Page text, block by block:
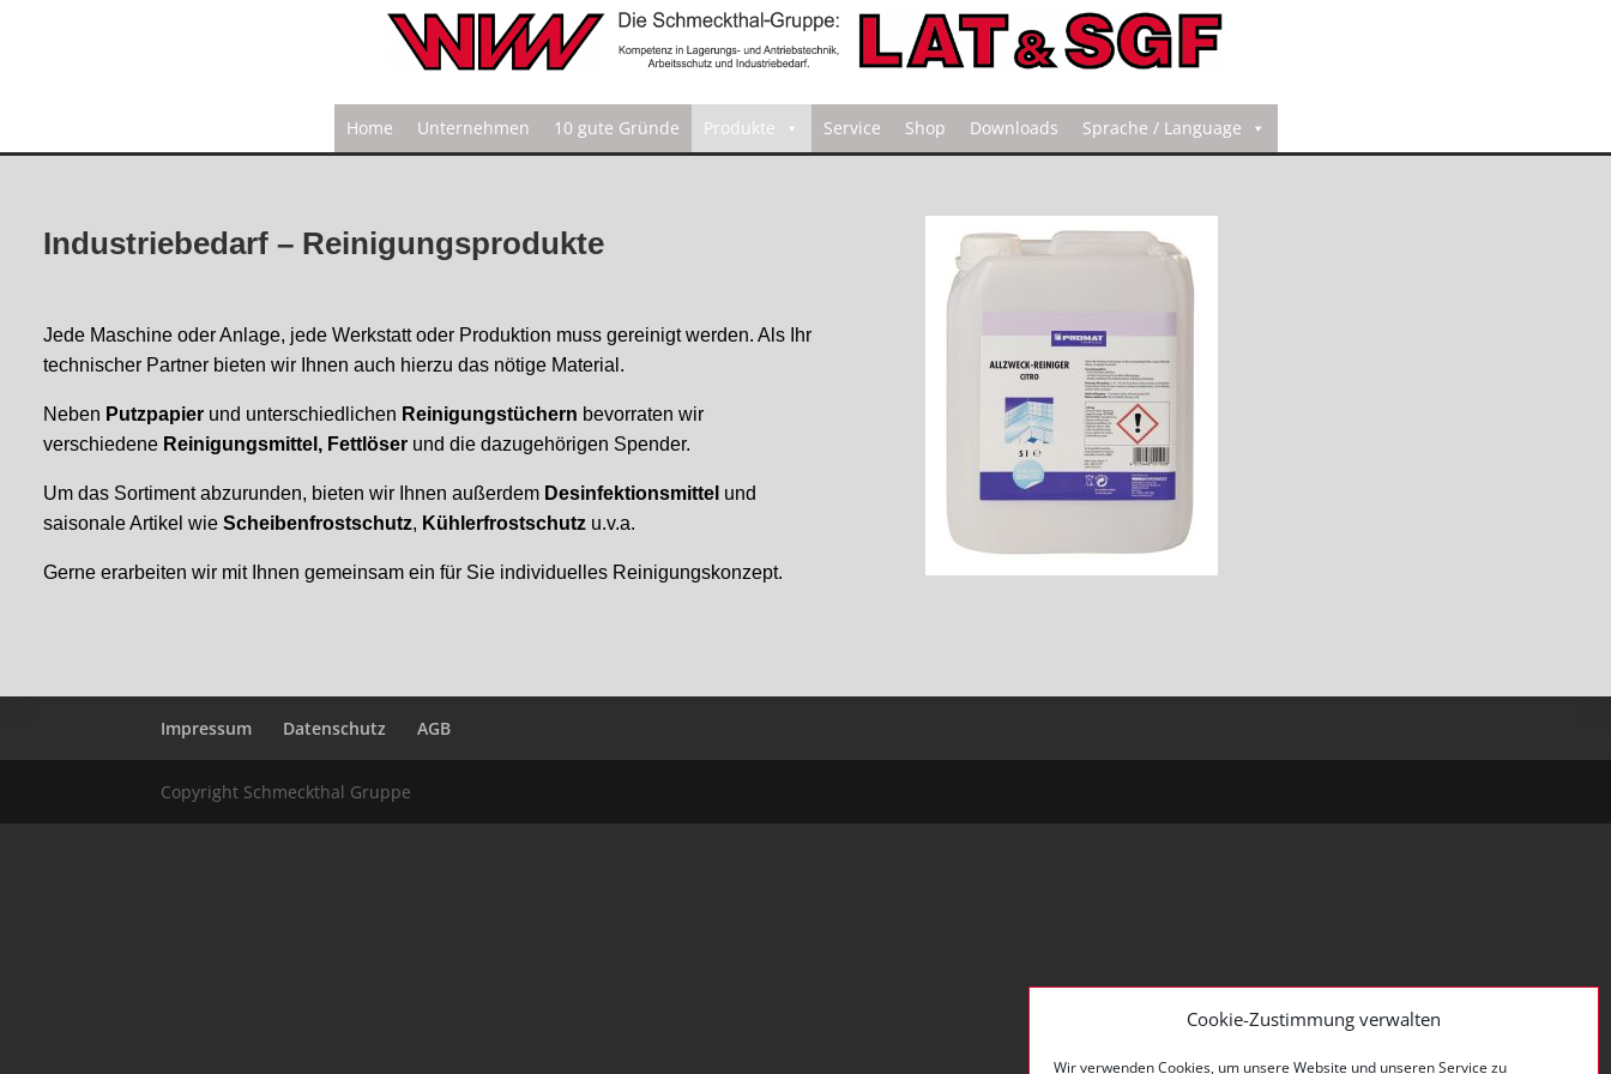
Cookie-Zustimmung verwalten
Wir verwenden Cookies, um unsere Website und unseren Service zu
Home Unternehmen 10 gute Gründe Produkte Service Shop Downloads Sprache / Language
Industriebedarf – Reinigungsprodukte
Jede Maschine oder Anlage, jede Werkstatt oder Produktion muss gereinigt werden. Als Ihr
technischer Partner bieten wir Ihnen auch hierzu das nötige Material.
Neben Putzpapier und unterschiedlichen Reinigungstüchern bevorraten wir
verschiedene Reinigungsmittel, Fettlöser und die dazugehörigen Spender.
Um das Sortiment abzurunden, bieten wir Ihnen außerdem Desinfektionsmittel und
saisonale Artikel wie Scheibenfrostschutz, Kühlerfrostschutz u.v.a.
Gerne erarbeiten wir mit Ihnen gemeinsam ein für Sie individuelles Reinigungskonzept.
Impressum Datenschutz AGB
Copyright Schmeckthal Gruppe